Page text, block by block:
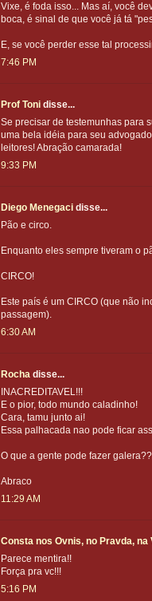
Vixe, é foda isso... Mas aí, você
boca, é sinal de que você já tá
E, se você perder esse tal
7:46 PM
Prof Toni disse...
Se precisar de testemunhas para
uma bela idéia para seu
leitores! Abração camarada!
9:33 PM
Diego Menegaci disse...
Pão e circo.
Enquanto eles sempre tiveram o
CIRCO!
Este país é um CIRCO (que não
passagem).
6:30 AM
Rocha disse...
INACREDITAVEL!!!
E o pior, todo mundo caladinho!
Cara, tamu junto ai!
Essa palhacada nao pode ficar
O que a gente pode fazer
Abraco
11:29 AM
Consta nos Ovnis, no Pravda, na
Parece mentira!!
Força pra vc!!!
5:16 PM